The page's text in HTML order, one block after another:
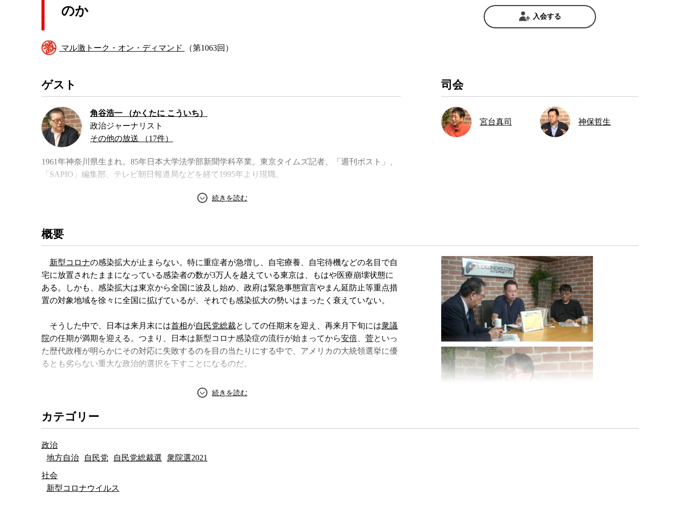
のか
マル激トーク・オン・ディマンド （第1063回）
入会する
ゲスト
角谷浩一 （かくたに こういち）
政治ジャーナリスト
その他の放送 （17件）
1961年神奈川県生まれ。85年日本大学法学部新聞学科卒業。東京タイムズ記者、「週刊ポスト」、
「SAPIO」編集部、テレビ朝日報道局などを経て1995年より現職。
司会
宮台真司 神保哲生
概要
新型コロナの感染拡大が止まらない。特に重症者が急増し、自宅療養、自宅待機などの名目で自
宅に放置されたままになっている感染者の数が3万人を越えている東京は、もはや医療崩壊状態に
ある。しかも、感染拡大は東京から全国に波及し始め、政府は緊急事態宣言やまん延防止等重点措
置の対象地域を徐々に全国に拡げているが、それでも感染拡大の勢いはまったく衰えていない。
そうした中で、日本は来月末には首相が自民党総裁としての任期末を迎え、再来月下旬には衆議
院の任期が満期を迎える。つまり、日本は新型コロナ感染症の流行が始まってから安倍 菅といっ
た歴代政権が明らかにその対応に失敗するのを目の当たりにする中で、アメリカの大統領選挙に優
るとも劣らない重大な政治的選択を下すことになるのだ。
にもかかわらず、総裁の任期が切れ、菅総裁の続投なり、新たなリーダーの選出なりを決めなけ
補者ばかりで、現政権とは明らかに異なる
たらない。これはコロナ対策に限ったことではないが、今の自民党では、新たな政策を打ち出すこ
とは間接的に現政権を批判していることになり、これは「後ろから弾を撃つ行為」として党内から
厳しい批判を受ける。明らかにコロナ対策に失敗し、実際に多くの国民の命が失われていることに
かわらず、今の自民党では代替案や多様な意見が党内から出てこなくなっているのだ。
カテゴリー
政治
地方自治
自民党 自民党総裁選 衆院選2021
社会
新型コロナウイルス